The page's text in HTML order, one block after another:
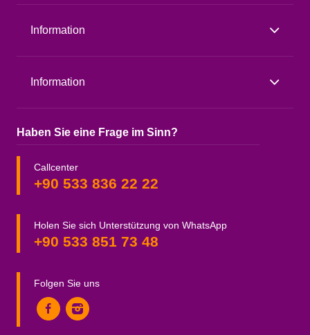
Information
Information
Haben Sie eine Frage im Sinn?
Callcenter
+90 533 836 22 22
Holen Sie sich Unterstützung von WhatsApp
+90 533 851 73 48
Folgen Sie uns